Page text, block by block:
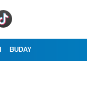
BUDAYA